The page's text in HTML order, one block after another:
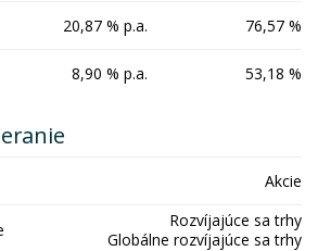
20,87 % p.a. 76,57 %
8,90 % p.a. 53,18 %
Akcie
Rozvíjajúce sa trhy
Globálne rozvíjajúce sa trhy